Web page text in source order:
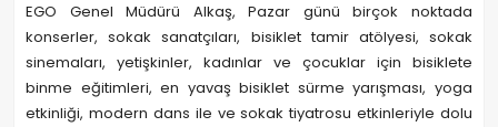
EGO Genel Müdürü Alkaş, Pazar günü birçok noktada
konserler, sokak sanatçıları, bisiklet tamir atölyesi, sokak
sinemaları, yetişkinler, kadınlar ve çocuklar için bisiklete
binme eğitimleri, en yavaş bisiklet sürme yarışması, yoga
etkinliği, modern dans ile ve sokak tiyatrosu etkinleriyle dolu